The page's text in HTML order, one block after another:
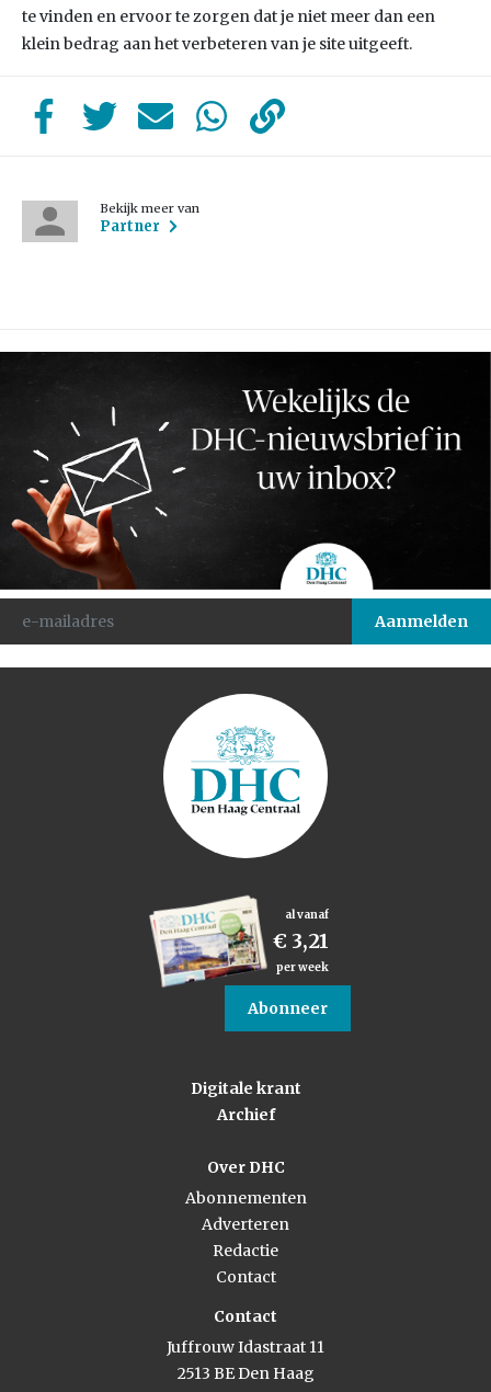
te vinden en ervoor te zorgen dat je niet meer dan een
klein bedrag aan het verbeteren van je site uitgeeft.
Bekijk meer van
Partner
al vanaf
€ 3,21
per week
Abonneer
Digitale krant
Archief
Over DHC
Abonnementen
Adverteren
Redactie
Contact
Contact
Juffrouw Idastraat 11
2513 BE Den Haag